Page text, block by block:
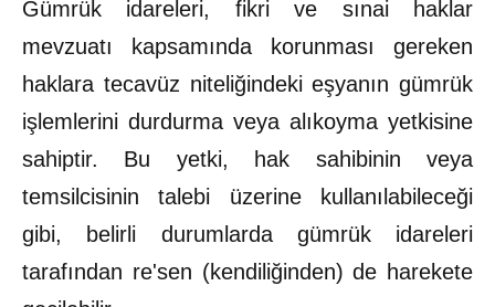
Gümrük idareleri, fikri ve sınai haklar
mevzuatı kapsamında korunması gereken
haklara tecavüz niteliğindeki eşyanın gümrük
işlemlerini durdurma veya alıkoyma yetkisine
sahiptir. Bu yetki, hak sahibinin veya
temsilcisinin talebi üzerine kullanılabileceği
gibi, belirli durumlarda gümrük idareleri
tarafından re'sen (kendiliğinden) de harekete